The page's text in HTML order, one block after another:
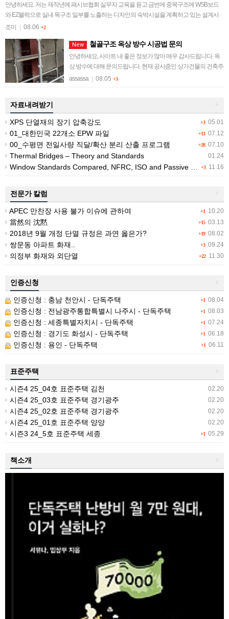
안녕하세요. 저는 재작년에 패시브협회 실무자 교육을 듣고 금번에 중목구조에 WSB보드
와 EZ블럭으로 실내 목구조 일부를 노출하는 디자인의 숙박시설을 계획하고 있는 설계사
무소 직원입니다. 허가권자와 이견으로 일정이 지…
조미 08.06 +2
New 철골구조 옥상 방수 시공법 문의
안녕하세요, 사이트 내 좋은 정보가 많아 매우 감사드립니다. 옥
상 방수에 대해 문의드립니다. 현재 공사중인 상가건물의 건축주
입니다. 철골구조의 건물로, 옥상지붕 위로 디자인 구조물이 있
assassa 08.05 +3
자료내려받기
+3 05.01
XPS 단열재의 장기 압축강도
+13 07.12
01_대한민국 22개소 EPW 파일
+28 07.10
00_수평면 전일사량 직달/확산 분리 산출 프로그램
01.24
Thermal Bridges – Theory and Standards
+3 11.16
Window Standards Compared, NFRC, ISO and Passive House Ratings
전문가 칼럼
+1 10.20
APEC 만찬장 사용 불가 이슈에 관하여
+15 03.13
當然의 沈黙
+19 08.02
2018년 9월 개정 단열 규정은 과연 옳은가?
+3 09.24
쌍문동 아파트 화재..
+22 11.30
의정부 화재와 외단열
인증신청
+1 08.04
인증신청 : 충남 천안시 - 단독주택
+1 08.03
인증신청 : 전남광주통합특별시 나주시 - 단독주택
+1 07.24
인증신청 : 세종특별자치시 - 단독주택
+1 06.18
인증신청 : 경기도 화성시 - 단독주택
+1 06.11
인증신청 : 용인 - 단독주택
표준주택
02.20
시즌4 25_04호 표준주택 김천
02.20
시즌4 25_03호 표준주택 경기광주
02.20
시즌4 25_02호 표준주택 경기광주
02.20
시즌4 25_01호 표준주택 양양
+1 05.29
시즌3 24_5호 표준주택 세종
책소개